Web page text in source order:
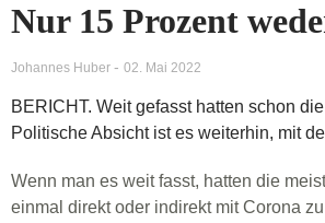
Nur 15 Prozent
Johannes Huber - 02. Mai 2022
BERICHT. Weit gefasst hatten schon
Politische Absicht ist es weiterhin, mit
Wenn man es weit fasst, hatten die
einmal direkt oder indirekt mit Corona